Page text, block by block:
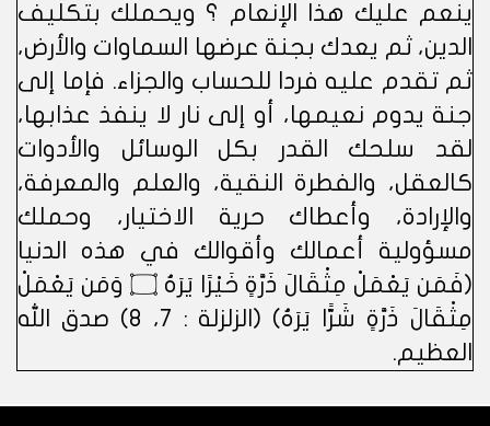
ينعم عليك هذا الإنعام ؟ ويحملك بتكليف
الدين، ثم يعدك بجنة عرضها السماوات والأرض،
ثم تقدم عليه فردا للحساب والجزاء. فإما إلى
جنة يدوم نعيمها، أو إلى نار لا ينفذ عذابها،
لقد سلحك القدر بكل الوسائل والأدوات
كالعقل، والفطرة النقية، والعلم والمعرفة،
والإرادة، وأعطاك حرية الاختيار، وحملك
مسؤولية أعمالك وأقوالك في هذه الدنيا
(فَمَن يَعْمَلْ مِثْقَالَ ذَرَّةٍ خَيْرًا يَرَهُ ۝ وَمَن يَعْمَلْ
مِثْقَالَ ذَرَّةٍ شَرًّا يَرَهُ) (الزلزلة : 7، 8) صدق الله
العظيم.